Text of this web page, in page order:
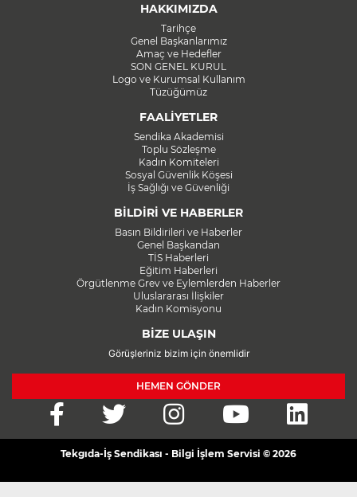
HAKKIMIZDA
Tarihçe
Genel Başkanlarımız
Amaç ve Hedefler
SON GENEL KURUL
Logo ve Kurumsal Kullanım
Tüzüğümüz
FAALİYETLER
Sendika Akademisi
Toplu Sözleşme
Kadın Komiteleri
Sosyal Güvenlik Köşesi
İş Sağlığı ve Güvenliği
BİLDİRİ VE HABERLER
Basın Bildirileri ve Haberler
Genel Başkandan
TİS Haberleri
Eğitim Haberleri
Örgütlenme Grev ve Eylemlerden Haberler
Uluslararası İlişkiler
Kadın Komisyonu
BİZE ULAŞIN
Görüşleriniz bizim için önemlidir
HEMEN GÖNDER
Tekgıda-İş Sendikası - Bilgi İşlem Servisi © 2026